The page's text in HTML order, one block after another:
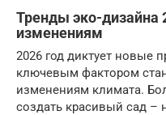
Тренды эко-дизайна
изменениям
2026 год диктует новые
ключевым фактором
изменениям климата.
создать красивый сад –